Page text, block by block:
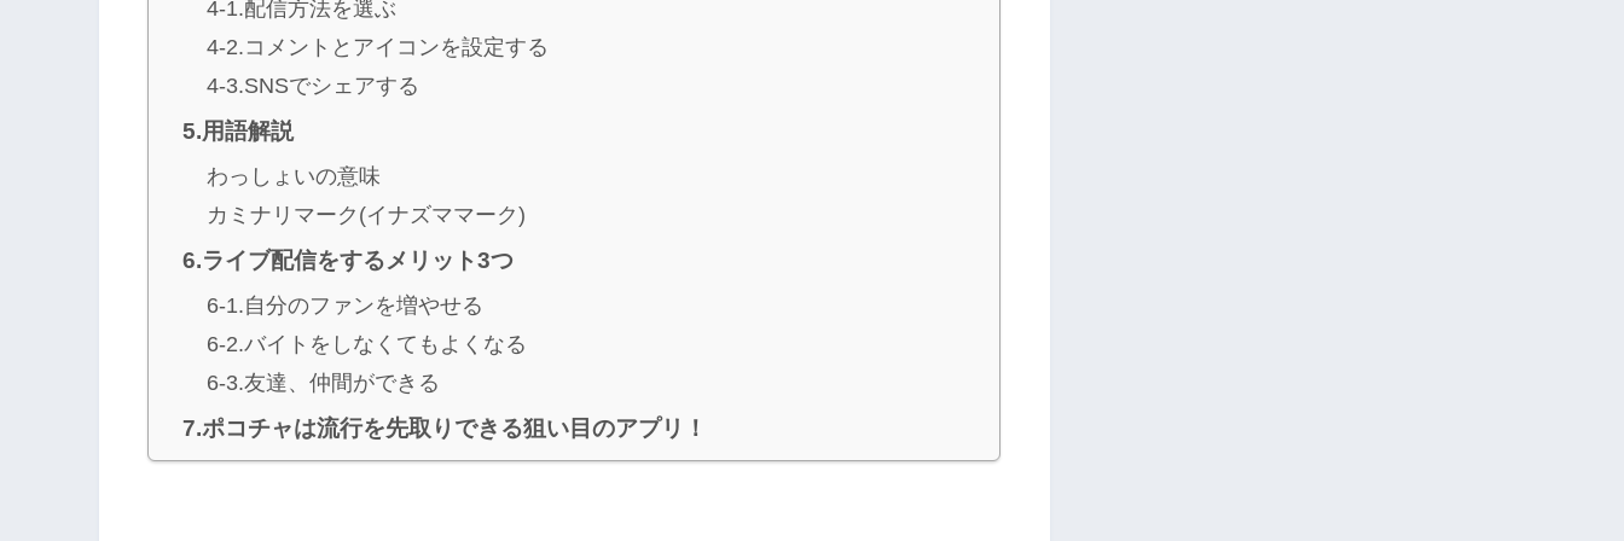
4-1.配信方法を選ぶ
4-2.コメントとアイコンを設定する
4-3.SNSでシェアする
5.用語解説
わっしょいの意味
カミナリマーク(イナズママーク)
6.ライブ配信をするメリット3つ
6-1.自分のファンを増やせる
6-2.バイトをしなくてもよくなる
6-3.友達、仲間ができる
7.ポコチャは流行を先取りできる狙い目のアプリ！